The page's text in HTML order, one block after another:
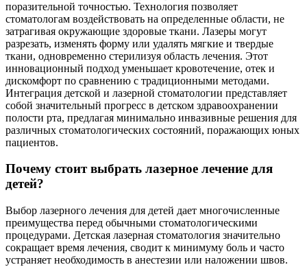
поразительной точностью. Технология позволяет
стоматологам воздействовать на определенные области, не
затрагивая окружающие здоровые ткани. Лазеры могут
разрезать, изменять форму или удалять мягкие и твердые
ткани, одновременно стерилизуя область лечения. Этот
инновационный подход уменьшает кровотечение, отек и
дискомфорт по сравнению с традиционными методами.
Интеграция детской и лазерной стоматологии представляет
собой значительный прогресс в детском здравоохранении
полости рта, предлагая минимально инвазивные решения для
различных стоматологических состояний, поражающих юных
пациентов.
Почему стоит выбрать лазерное лечение для
детей?
Выбор лазерного лечения для детей дает многочисленные
преимущества перед обычными стоматологическими
процедурами. Детская лазерная стоматология значительно
сокращает время лечения, сводит к минимуму боль и часто
устраняет необходимость в анестезии или наложении швов.